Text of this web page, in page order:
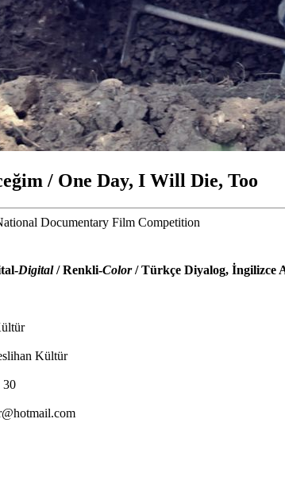
/ One Day, I Will Die, Too
Documentary Film Competition
Digital/ Renkli-Color/ Türkçe Diyalog, İngilizce
Kültür
30